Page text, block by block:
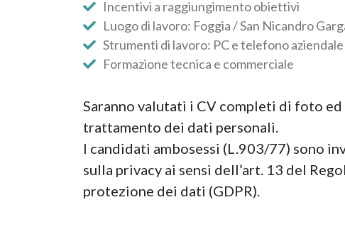
Incentivi a raggiungimento obiettivi
Luogo di lavoro: Foggia / San Nicandro
Strumenti di lavoro: PC e telefono aziendale
Formazione tecnica e commerciale
Saranno valutati i CV completi di foto
trattamento dei dati personali.
I candidati ambosessi (L.903/77) sono
sulla privacy ai sensi dell’art. 13 del
protezione dei dati (GDPR).